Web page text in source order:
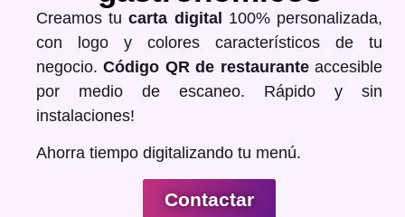
Creamos tucarta digital
100% personalizada,
con logo y colores característicos de tu
negocio.Código QR de restauranteaccesible
por medio de escaneo. Rápido y sin
instalaciones!
Ahorra tiempo digitalizando tu menú.
Contactar